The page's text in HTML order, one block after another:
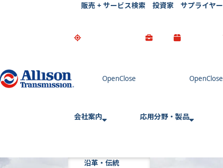
Go Home
販売 + サービス検索 投資家 サプライヤー
会社案内
沿革・伝統
応用分野・製品